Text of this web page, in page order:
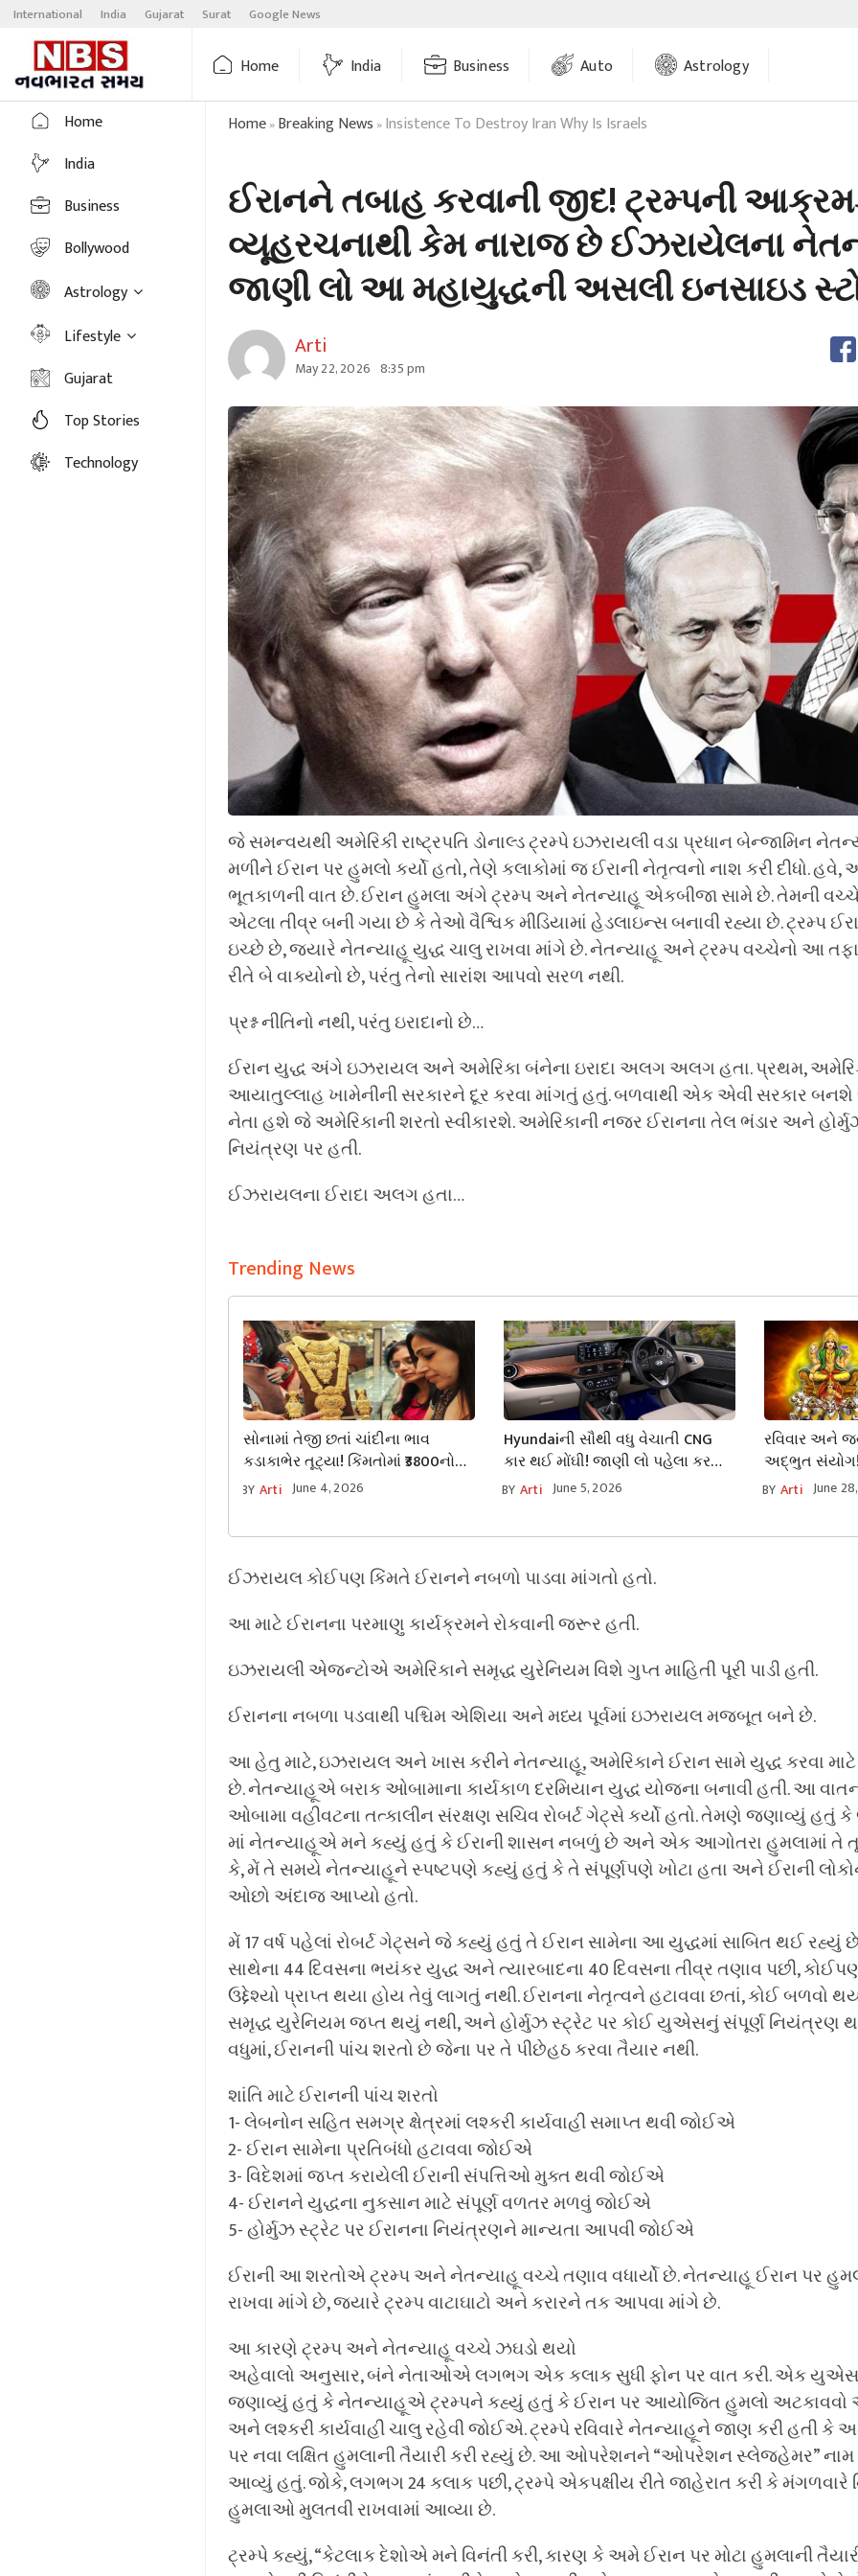
Skip
content
International India Gujarat Surat Google News
Home India Business Auto Astrology
Home
India
Business
Bollywood
Astrology
Lifestyle
Gujarat
Top Stories
Technology
Home»Breaking News »Insistence To Destroy Iran Why Is Israels
ઈરાનને તબાહ કરવાની જીદ! ટ્રમ્પની
વ્યૂહરચનાથી કેમ નારાજ છે ઈઝરાયેલના
જાણી લો આ મહાયુદ્ધની અસલી ઇનસાઇડ
Arti
May 22, 2026 8:35 pm
જે સમન્વયથી અમેરિકી રાષ્ટ્રપતિ ડોનાલ્ડ ટ્રમ્પે ઇઝરાયલી વડા પ્રધાન બેન્જામિન
મળીને ઈરાન પર હુમલો કર્યો હતો, તેણે કલાકોમાં જ ઈરાની નેતૃત્વનો નાશ કરી દીધો.
ભૂતકાળની વાત છે. ઈરાન હુમલા અંગે ટ્રમ્પ અને નેતન્યાહૂ એકબીજા સામે છે. તેમની
એટલા તીવ્ર બની ગયા છે કે તેઓ વૈશ્વિક મીડિયામાં હેડલાઇન્સ બનાવી રહ્યા છે. ટ્રમ્પ
ઇચ્છે છે, જ્યારે નેતન્યાહૂ યુદ્ધ ચાલુ રાખવા માંગે છે. નેતન્યાહૂ અને ટ્રમ્પ વચ્ચેનો આ
રીતે બે વાક્યોનો છે, પરંતુ તેનો સારાંશ આપવો સરળ નથી.
પ્રશ્ન નીતિનો નથી, પરંતુ ઇરાદાનો છે…
ઈરાન યુદ્ધ અંગે ઇઝરાયલ અને અમેરિકા બંનેના ઇરાદા અલગ અલગ હતા. પ્રથમ,
આયાતુલ્લાહ ખામેનીની સરકારને દૂર કરવા માંગતું હતું. બળવાથી એક એવી સરકાર
નેતા હશે જે અમેરિકાની શરતો સ્વીકારશે. અમેરિકાની નજર ઈરાનના તેલ ભંડાર અને
નિયંત્રણ પર હતી.
ઈઝરાયલના ઈરાદા અલગ હતા…
Trending News
સોનામાં તેજી છતાં ચાંદીના ભાવ
કડાકાભેર તૂટ્યા! કિંમતોમાં ₹3800નો
મોટો ઘટાડો, જાણો નવો ટ્રેન્ડ
BY Arti June 4, 2026
Hyundaiની સૌથી વધુ વેચાતી CNG
કાર થઈ મોંઘી! જાણી લો પહેલા કરતાં
કેટલી બદલાઈ ગઈ કિંમત?
BY Arti June 5, 2026
રવિવાર અને
અદ્ભુત સંયોગ!
ઉપાય, બધી જ
BY Arti June
ઈઝરાયલ કોઈપણ કિંમતે ઈરાનને નબળો પાડવા માંગતો હતો.
આ માટે ઈરાનના પરમાણુ કાર્યક્રમને રોકવાની જરૂર હતી.
ઇઝરાયલી એજન્ટોએ અમેરિકાને સમૃદ્ધ યુરેનિયમ વિશે ગુપ્ત માહિતી પૂરી પાડી હતી.
ઈરાનના નબળા પડવાથી પશ્ચિમ એશિયા અને મધ્ય પૂર્વમાં ઇઝરાયલ મજબૂત બને છે.
આ હેતુ માટે, ઇઝરાયલ અને ખાસ કરીને નેતન્યાહૂ, અમેરિકાને ઈરાન સામે યુદ્ધ કરવા માટે
છે. નેતન્યાહૂએ બરાક ઓબામાના કાર્યકાળ દરમિયાન યુદ્ધ યોજના બનાવી હતી. આ
ઓબામા વહીવટના તત્કાલીન સંરક્ષણ સચિવ રોબર્ટ ગેટ્સે કર્યો હતો. તેમણે જણાવ્યું હતું
માં નેતન્યાહૂએ મને કહ્યું હતું કે ઈરાની શાસન નબળું છે અને એક આગોતરા હુમલામાં તે
કે, મેં તે સમયે નેતન્યાહૂને સ્પષ્ટપણે કહ્યું હતું કે તે સંપૂર્ણપણે ખોટા હતા અને ઈરાની
ઓછો અંદાજ આપ્યો હતો.
મેં 17 વર્ષ પહેલાં રોબર્ટ ગેટ્સને જે કહ્યું હતું તે ઈરાન સામેના આ યુદ્ધમાં સાબિત થઈ રહ્યું
સાથેના 44 દિવસના ભયંકર યુદ્ધ અને ત્યારબાદના 40 દિવસના તીવ્ર તણાવ પછી,
ઉદ્દેશ્યો પ્રાપ્ત થયા હોય તેવું લાગતું નથી. ઈરાનના નેતૃત્વને હટાવવા છતાં, કોઈ બળવો
સમૃદ્ધ યુરેનિયમ જપ્ત થયું નથી, અને હોર્મુઝ સ્ટ્રેટ પર કોઈ યુએસનું સંપૂર્ણ નિયંત્રણ
વધુમાં, ઈરાનની પાંચ શરતો છે જેના પર તે પીછેહઠ કરવા તૈયાર નથી.
શાંતિ માટે ઈરાનની પાંચ શરતો
1- લેબનોન સહિત સમગ્ર ક્ષેત્રમાં લશ્કરી કાર્યવાહી સમાપ્ત થવી જોઈએ
2- ઈરાન સામેના પ્રતિબંધો હટાવવા જોઈએ
3- વિદેશમાં જપ્ત કરાયેલી ઈરાની સંપત્તિઓ મુક્ત થવી જોઈએ
4- ઈરાનને યુદ્ધના નુકસાન માટે સંપૂર્ણ વળતર મળવું જોઈએ
5- હોર્મુઝ સ્ટ્રેટ પર ઈરાનના નિયંત્રણને માન્યતા આપવી જોઈએ
ઈરાની આ શરતોએ ટ્રમ્પ અને નેતન્યાહૂ વચ્ચે તણાવ વધાર્યો છે. નેતન્યાહૂ ઈરાન પર
રાખવા માંગે છે, જ્યારે ટ્રમ્પ વાટાઘાટો અને કરારને તક આપવા માંગે છે.
આ કારણે ટ્રમ્પ અને નેતન્યાહૂ વચ્ચે ઝઘડો થયો
અહેવાલો અનુસાર, બંને નેતાઓએ લગભગ એક કલાક સુધી ફોન પર વાત કરી. એક યુએસ
જણાવ્યું હતું કે નેતન્યાહૂએ ટ્રમ્પને કહ્યું હતું કે ઈરાન પર આયોજિત હુમલો
અને લશ્કરી કાર્યવાહી ચાલુ રહેવી જોઈએ. ટ્રમ્પે રવિવારે નેતન્યાહૂને જાણ કરી હતી કે
પર નવા લક્ષિત હુમલાની તૈયારી કરી રહ્યું છે. આ ઓપરેશનને “ઓપરેશન સ્લેજહેમર”
આવ્યું હતું. જોકે, લગભગ 24 કલાક પછી, ટ્રમ્પે એકપક્ષીય રીતે જાહેરાત કરી કે મંગળવારે
હુમલાઓ મુલતવી રાખવામાં આવ્યા છે.
ટ્રમ્પે કહ્યું, “કેટલાક દેશોએ મને વિનંતી કરી, કારણ કે અમે ઈરાન પર મોટા હુમલાની